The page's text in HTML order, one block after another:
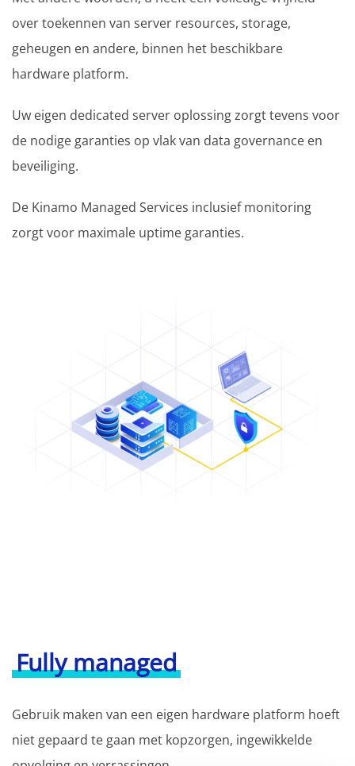
over toekennen van server resources, storage,
geheugen en andere, binnen het beschikbare
hardware platform.
Uw eigen dedicated server oplossing zorgt tevens voor
de nodige garanties op vlak van data governance en
beveiliging.
De Kinamo Managed Services inclusief monitoring
zorgt voor maximale uptime garanties.
Fully managed
Gebruik maken van een eigen hardware platform hoeft
niet gepaard te gaan met kopzorgen, ingewikkelde